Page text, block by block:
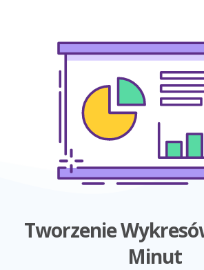
Tworzenie
Minut